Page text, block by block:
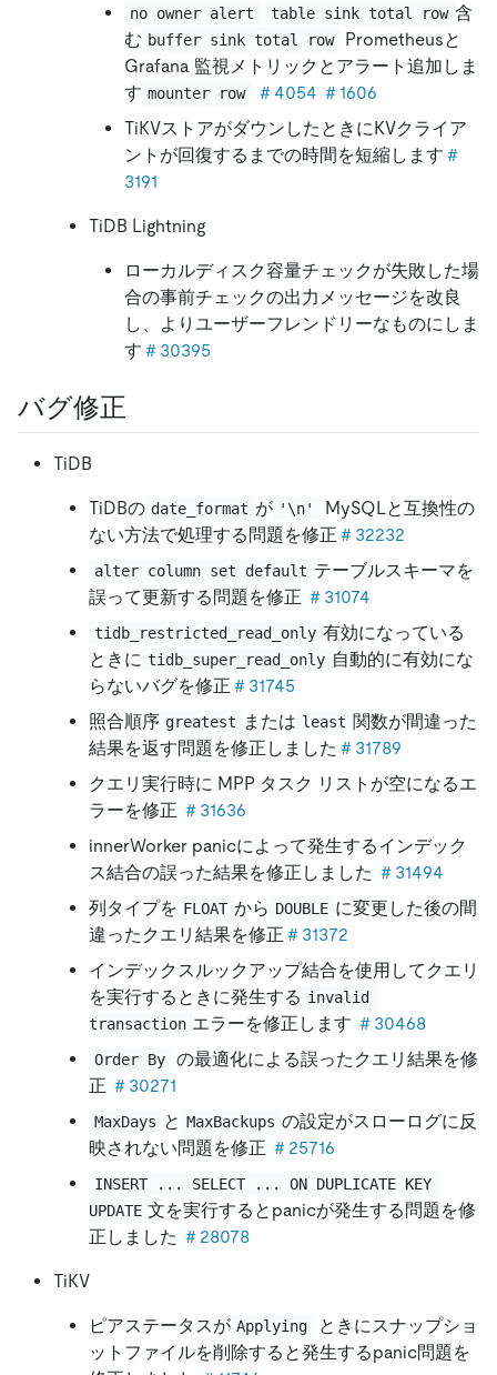
no owner alert table sink total row 含
む buffer sink total row
Prometheusと
Grafana 監視メトリックとアラート追加しま
す mounter row ＃4054 ＃1606
TiKVストアがダウンしたときにKVクライア
ントが回復するまでの時間を短縮します ＃
3191
TiDB Lightning
ローカルディスク容量チェックが失敗した場
合の事前チェックの出力メッセージを改良
し、よりユーザーフレンドリーなものにしま
す ＃30395
バグ修正
TiDB
TiDBの date_format が '\n'
MySQLと互換性の
ない方法で処理する問題を修正 ＃32232
alter column set default テーブルスキーマを
誤って更新する問題を修正 ＃31074
tidb_restricted_read_only 有効になっている
ときに tidb_super_read_only 自動的に有効にな
らないバグを修正 ＃31745
照合順序 greatest または least 関数が間違った
結果を返す問題を修正しました ＃31789
クエリ実行時に MPP タスク リストが空になるエ
ラーを修正 ＃31636
innerWorker panicによって発生するインデック
ス結合の誤った結果を修正しました ＃31494
列タイプを FLOAT から DOUBLE に変更した後の間
違ったクエリ結果を修正 ＃31372
インデックスルックアップ結合を使用してクエリ
を実行するときに発生する invalid
transaction エラーを修正します ＃30468
Order By
の最適化による誤ったクエリ結果を修
正 ＃30271
MaxDays と MaxBackups の設定がスローログに反
映されない問題を修正 ＃25716
INSERT ... SELECT ... ON DUPLICATE KEY
UPDATE 文を実行するとpanicが発生する問題を修
正しました ＃28078
TiKV
ピアステータスが Applying
ときにスナップショ
ットファイルを削除すると発生するpanic問題を